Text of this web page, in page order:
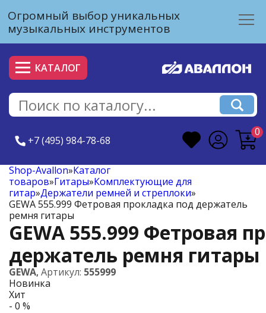
Огромный выбор уникальных
музыкальных инструментов
КАТАЛОГ
+7 (495) 984-78-68
0
Shop-Avallon»Каталог
товаров»Гитары»Комплектующие для
гитар»Держатели ремней и стреплоки»
GEWA 555.999 Фетровая прокладка под держатель
ремня гитары
GEWA 555.999 Фетровая
держатель ремня гитары
GEWA, Артикул: 555999
Новинка
Хит
- 0 %